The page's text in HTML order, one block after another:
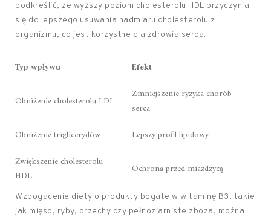
podkreślić, że wyższy poziom cholesterolu HDL przyczynia
się do lepszego usuwania nadmiaru cholesterolu z
organizmu, co jest korzystne dla zdrowia serca.
Typ wpływu Efekt
Obniżenie cholesterolu LDL
Zmniejszenie ryzyka chorób
serca
Obniżenie triglicerydów
Lepszy profil lipidowy
Zwiększenie cholesterolu
HDL
Ochrona przed miażdżycą
Wzbogacenie diety o produkty bogate w witaminę B3, takie
jak mięso, ryby, orzechy czy pełnoziarniste zboża, można